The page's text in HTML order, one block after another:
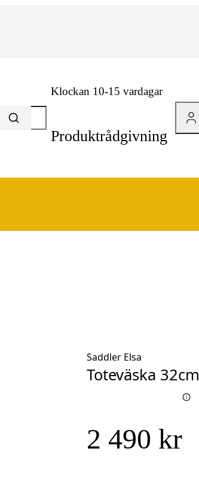
Klockan 10-15 vardagar
Produktrådgivning
Saddler Elsa
Toteväska 32cm
2 490 kr